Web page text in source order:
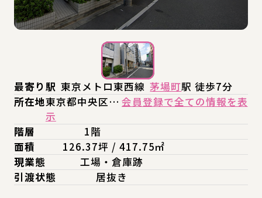
最寄り駅 東京メトロ東西線 茅場町駅 徒歩7分
所在地東京都中央区… 会員登録で全ての情報を表
示
階層
1階
面積
126.37坪 / 417.75㎡
現業態
工場・倉庫跡
引渡状態
居抜き